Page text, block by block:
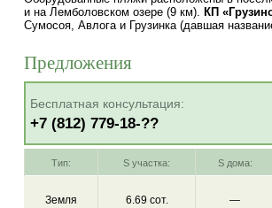
и на Лемболовском озере (9 км). КП
Сумосоя, Авлога и Грузинка (давшая
Предложения
Бесплатная консультация:
+7 (812) 779-18-??
Тип: S участка: S дома:
Земля 6.69 сот. —